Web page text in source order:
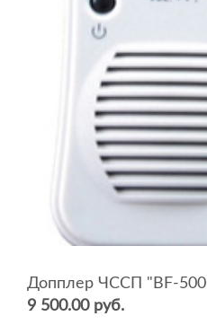
9 500.00 руб.